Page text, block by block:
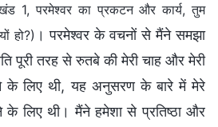
1, परमेश्वर का प्रकटन और कार्य, तुम
हो?) । परमेश्वर के वचनों से मैंने समझा
पूरी तरह से रुतबे की मेरी चाह और मेरी
के लिए थी, यह अनुसरण के बारे में मेरे
के लिए थी। मैंने हमेशा से प्रतिष्ठा और